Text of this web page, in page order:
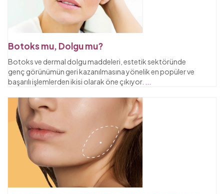
Botoks mu, Dolgu mu?
Botoks ve dermal dolgu maddeleri, estetik sektöründe
genç görünümün geri kazanılmasına yönelik en popüler ve
başarılı işlemlerden ikisi olarak öne çıkıyor.